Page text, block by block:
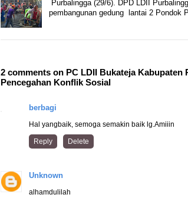
Purbalingga (29/6). DPD LDII
pembangunan gedung lantai 2 Pondok
2 comments on PC LDII Bukateja
Pencegahan Konflik Sosial
berbagi
Hal yangbaik, semoga semakin baik lg.Amiiin
Reply Delete
Unknown
alhamdulilah